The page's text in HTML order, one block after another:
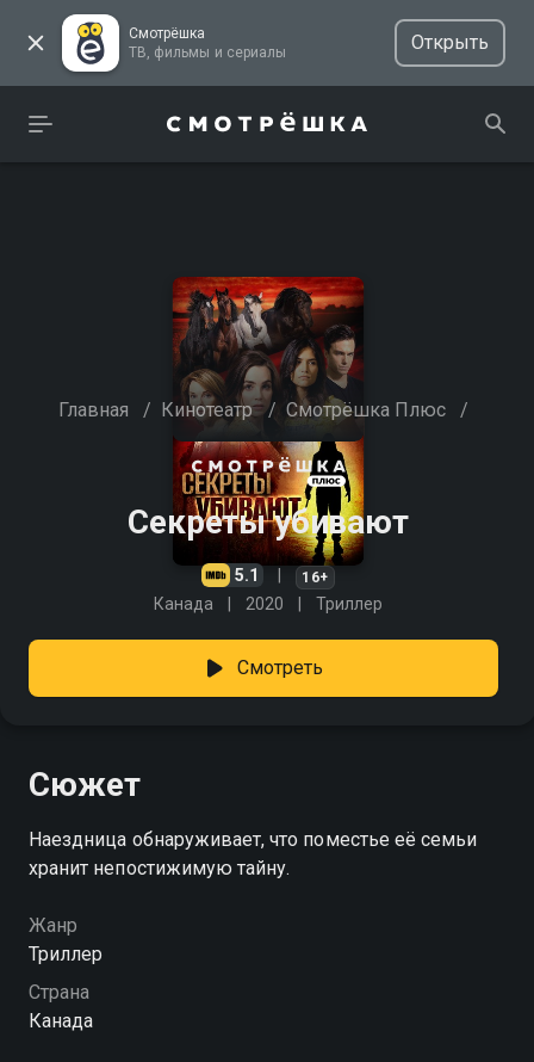
Смотрёшка
ТВ, фильмы и сериалы
Открыть
Главная / Кинотеатр / Смотрёшка Плюс /
Секреты убивают
5.1 16+
Канада 2020 Триллер
Смотреть
Сюжет
Наездница обнаруживает, что поместье её семьи
хранит непостижимую тайну.
Жанр
Триллер
Страна
Канада